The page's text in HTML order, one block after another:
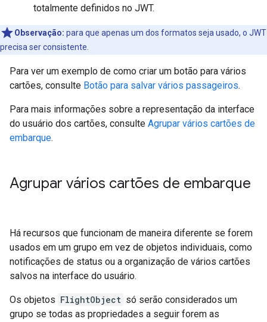
totalmente definidos no JWT.
Observação: para que apenas um dos formatos seja usado, o JWT
precisa ser consistente.
Para ver um exemplo de como criar um botão para vários
cartões, consulte Botão para salvar vários passageiros.
Para mais informações sobre a representação da interface
do usuário dos cartões, consulte Agrupar vários cartões de
embarque.
Agrupar vários cartões de embarque
Há recursos que funcionam de maneira diferente se forem
usados em um grupo em vez de objetos individuais, como
notificações de status ou a organização de vários cartões
salvos na interface do usuário.
Os objetos FlightObject só serão considerados um
grupo se todas as propriedades a seguir forem as